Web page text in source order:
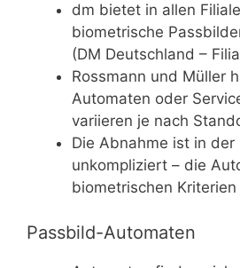
dm bietet in allen
biometrische
(DM Deutschland –
Rossmann und Müller
Automaten oder
variieren je nach
Die Abnahme ist in der
unkompliziert – die
biometrischen
Passbild-Automaten